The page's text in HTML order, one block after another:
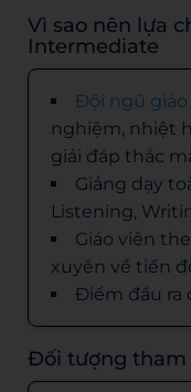
Vì sao nên lựa
Intermediate
Đội ngũ giáo
nghiệm, nhiệt
giải đáp thắc
Giảng dạy
Listening,
Giáo viên
xuyên về tiến
Điểm đầu ra
Đối tượng tham